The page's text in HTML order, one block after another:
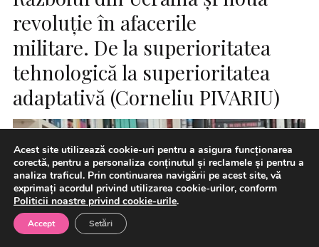
revoluție în afacerile
militare. De la superioritatea
tehnologică la superioritatea
adaptativă (Corneliu PIVARIU)
Acest site utilizează cookie-uri pentru a asigura funcționarea
corectă, pentru a personaliza conținutul și reclamele și pentru a
analiza traficul. Prin continuarea navigării pe acest site, vă
exprimați acordul privind utilizarea cookie-urilor, conform
Politicii noastre privind cookie-urile.
Accept Setări